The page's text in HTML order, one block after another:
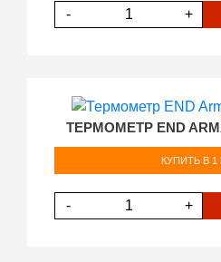
- +
ТЕРМОМЕТР END
КУПИТЬ В 1
- +